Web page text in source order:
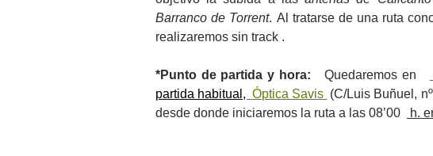
Barranco de Torrent. Al tratarse de una ruta
realizaremos sin track .
*Punto de partida y hora: Quedaremos en
partida habitual ,Óptica Savis (C/Luis Buñuel,
desde donde iniciaremos la ruta a las 08’00
h.